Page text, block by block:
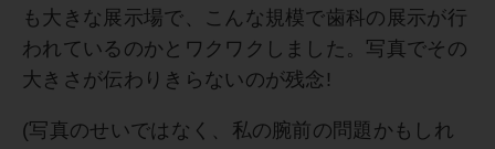
も大きな展示場で、こんな規模で歯科の展示が行
われているのかとワクワクしました。写真でその
大きさが伝わりきらないのが残念!
(写真のせいではなく、私の腕前の問題かもしれ